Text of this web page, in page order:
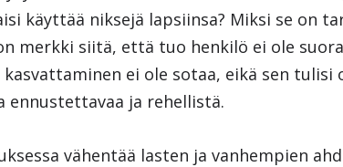
käyttää niksejä lapsiinsa? Miksi se on
merkki siitä, että tuo henkilö ei ole
ei ole sotaa, eikä sen tulisi
ennustettavaa ja rehellistä.
vähentää lasten ja vanhempien